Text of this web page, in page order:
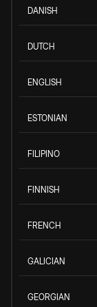
DANISH
DUTCH
ENGLISH
ESTONIAN
FILIPINO
FINNISH
FRENCH
GALICIAN
GEORGIAN